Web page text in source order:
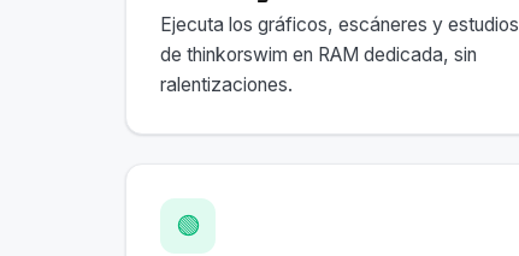
Ejecuta los gráficos, escáneres y estudios
de thinkorswim en RAM dedicada, sin
ralentizaciones.
🟢